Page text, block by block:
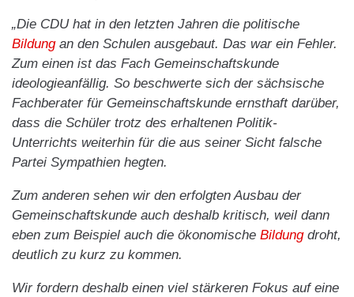
„Die CDU hat in den letzten Jahren die politische
Bildungan den Schulen ausgebaut. Das war ein Fehler.
Zum einen ist das Fach Gemeinschaftskunde
ideologieanfällig. So beschwerte sich der sächsische
Fachberater für Gemeinschaftskunde ernsthaft darüber,
dass die Schüler trotz des erhaltenen Politik-
Unterrichts weiterhin für die aus seiner Sicht falsche
Partei Sympathien hegten.
Zum anderen sehen wir den erfolgten Ausbau der
Gemeinschaftskunde auch deshalb kritisch, weil dann
eben zum Beispiel auch die ökonomische Bildungdroht,
deutlich zu kurz zu kommen.
Wir fordern deshalb einen viel stärkeren Fokus auf eine